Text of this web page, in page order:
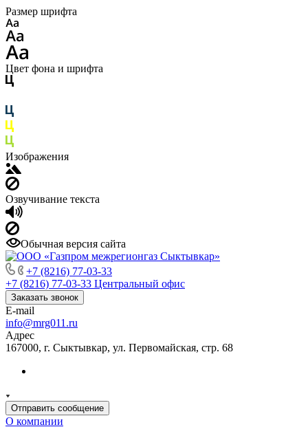
Размер шрифта
Цвет фона и шрифта
Изображения
Озвучивание текста
Обычная версия сайта
+7 (8216) 77-03-33
+7 (8216) 77-03-33 Центральный офис
Заказать звонок
E-mail
info@mrg011.ru
Адрес
167000, г. Сыктывкар, ул. Первомайская, стр. 68
Отправить сообщение
О компании